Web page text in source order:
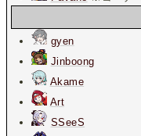
gyen
Jinboong
Akame
Art
SSeeS